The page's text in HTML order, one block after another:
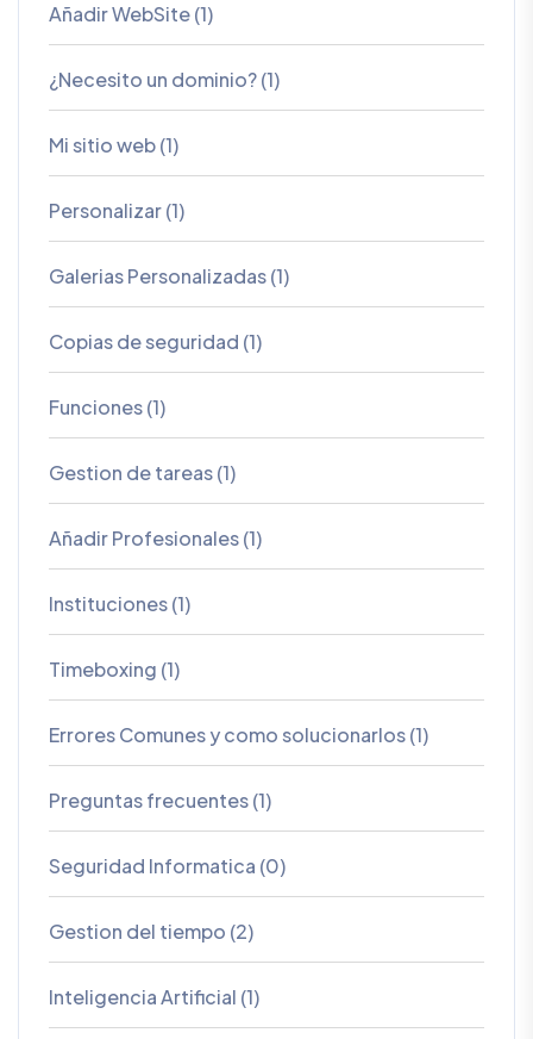
Añadir WebSite (1)
¿Necesito un dominio? (1)
Mi sitio web (1)
Personalizar (1)
Galerias Personalizadas (1)
Copias de seguridad (1)
Funciones (1)
Gestion de tareas (1)
Añadir Profesionales (1)
Instituciones (1)
Timeboxing (1)
Errores Comunes y como solucionarlos (1)
Preguntas frecuentes (1)
Seguridad Informatica (0)
Gestion del tiempo (2)
Inteligencia Artificial (1)